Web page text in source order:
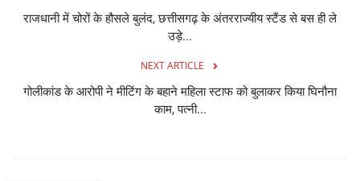
राजधानी में चोरों के हौसले बुलंद, छत्तीसगढ़ के अंतरराज्यीय स्टैंड से बस ही ले
उड़े...
NEXT ARTICLE
गोलीकांड के आरोपी ने मीटिंग के बहाने महिला स्टाफ को बुलाकर किया घिनौना
काम, पत्नी...